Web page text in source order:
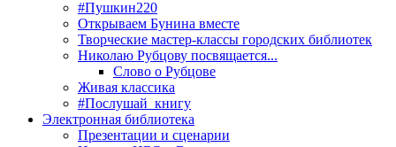
#Пушкин220
Открываем Бунина вместе
Творческие мастер-классы городских библиотек
Николаю Рубцову посвящается...
Слово о Рубцове
Живая классика
#Послушай_книгу
Электронная библиотека
Презентации и сценарии